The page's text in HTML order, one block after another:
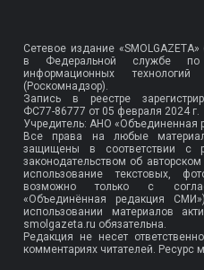
Сетевое издание
в Федеральной службе
информационных
(Роскомнадзор).
Запись в реестре
ФС77-86777 от 05 февраля 2024 г.
Учредитель: АНО «Объединенная
Все права на любые
защищены в соответствии с
законодательством об
использование текстовых,
возможно только с
«Объединённая редакция
использовании материалов
smolgazeta.ru обязательна.
Редакция не несет
комментариях читателей. Ресурс